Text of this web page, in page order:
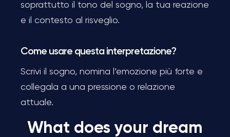
soprattutto il tono del sogno, la tua reazione
e il contesto al risveglio.
Come usare questa interpretazione?
Scrivi il sogno, nomina l’emozione più forte e
collegala a una pressione o relazione
attuale.
What does your dream